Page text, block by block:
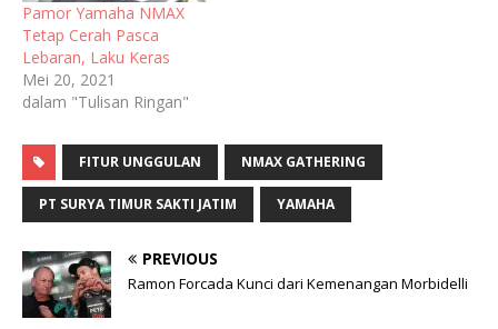
Pamor Yamaha NMAX
Tetap Cerah Pasca
Lebaran, Laku Keras
Mei 20, 2021
dalam "Tulisan Ringan"
FITUR UNGGULAN NMAX GATHERING
PT SURYA TIMUR SAKTI JATIM YAMAHA
PREVIOUS
Ramon Forcada Kunci dari Kemenangan Morbidelli